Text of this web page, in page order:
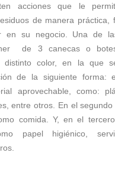
acciones que le
de manera práctica,
en su negocio. Una de
de 3 canecas o
distinto color, en la que
de la siguiente forma:
aprovechable, como:
entre otros. En el
comida. Y, en el
papel higiénico,